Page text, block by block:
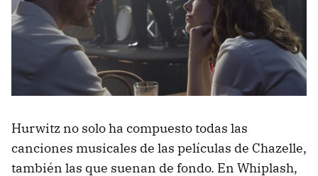
Hurwitz no solo ha compuesto todas las
canciones musicales de las películas de Chazelle,
también las que suenan de fondo. En Whiplash,